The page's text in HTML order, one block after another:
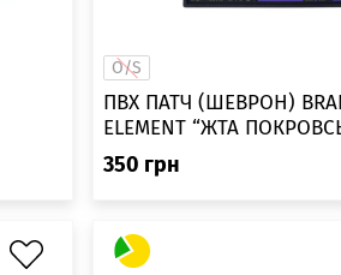
O/S
ПВХ ПАТЧ (ШЕВРОН)
350 грн